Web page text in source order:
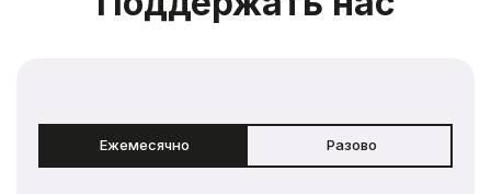
Ежемесячно Разово